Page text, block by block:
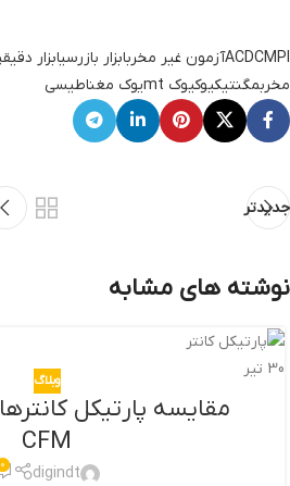
ACDCMPI آزمون غیر مخربابزار بازرسیابزار دقیق
مخربمگنتیکیوکیوک mt یوک مغناطیسی
جدیدتر
نوشته های مشابه
30 تیر
وبلاگ
CFM
digindt
0